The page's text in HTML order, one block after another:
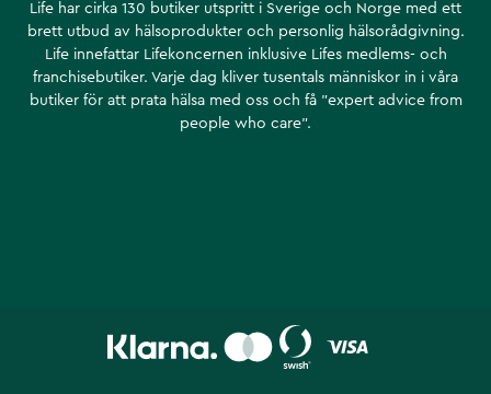
Life har cirka 130 butiker utspritt i Sverige och Norge med ett
brett utbud av hälsoprodukter och personlig hälsorådgivning.
Life innefattar Lifekoncernen inklusive Lifes medlems- och
franchisebutiker. Varje dag kliver tusentals människor in i våra
butiker för att prata hälsa med oss och få ”expert advice from
people who care”.